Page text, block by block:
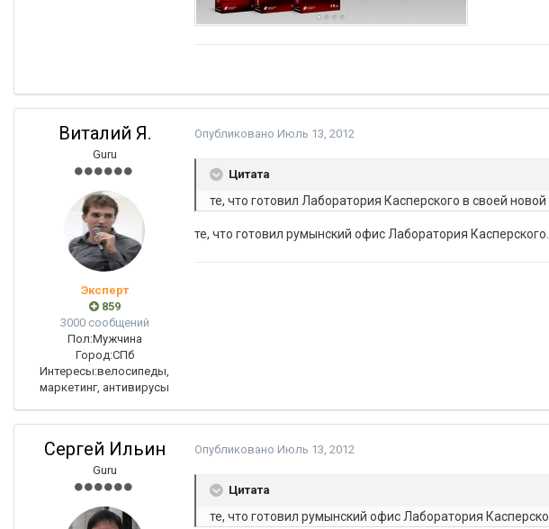
Виталий Я.
Guru
Эксперт
859
3000 сообщений
Пол:Мужчина
Город:СПб
Интересы:велосипеды,
маркетинг, антивирусы
Опубликовано Июль 13, 2012
Цитата
те, что готовил Лаборатория Касперского в своей новой
те, что готовил румынский офис Лаборатория Касперского.
Сергей Ильин
Guru
Опубликовано Июль 13, 2012
Цитата
те, что готовил румынский офис Лаборатория